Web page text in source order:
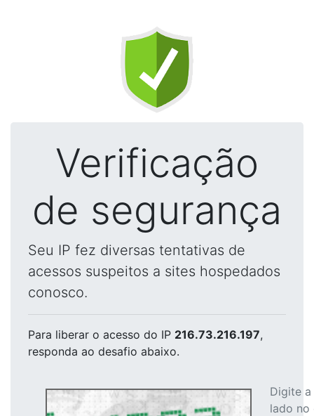
Verificação
de segurança
Seu IP fez diversas tentativas de
acessos suspeitos a sites hospedados
conosco.
Para liberar o acesso do IP 216.73.216.197,
responda ao desafio abaixo.
Digite
lado no